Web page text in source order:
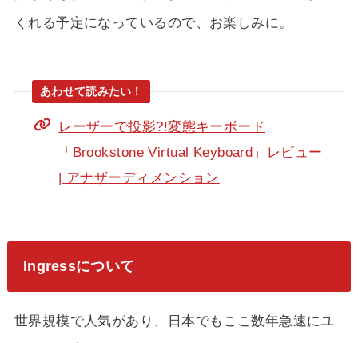
くれる予定になっているので、お楽しみに。
レーザーで投影?!変態キーボード
「Brookstone Virtual Keyboard」レビュー
| アナザーディメンション
Ingressについて
世界規模で人気があり、日本でもここ数年急速にユ